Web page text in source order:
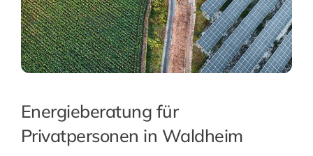
Energieberatung für
Privatpersonen in Waldheim